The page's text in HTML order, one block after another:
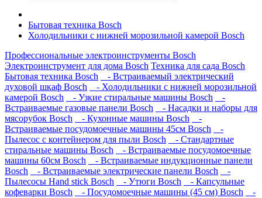
Бытовая техника Bosch
Холодильники с нижней морозильной камерой Bosch
Профессиональные электроинструменты Bosch
Электроинструмент для дома Bosch Техника для сада Bosch
Бытовая техника Bosch
- Встраиваемый электрический
духовой шкаф Bosch
- Холодильники с нижней морозильной
камерой Bosch
- Узкие стиральные машины Bosch
-
Встраиваемые газовые панели Bosch
- Насадки и наборы для
мясорубок Bosch
- Кухонные машины Bosch
-
Встраиваемые посудомоечные машины 45см Bosch
-
Пылесос с контейнером для пыли Bosch
- Стандартные
стиральные машины Bosch
- Встраиваемые посудомоечные
машины 60см Bosch
- Встраиваемые индукционные панели
Bosch
- Встраиваемые электрические панели Bosch
-
Пылесосы Hand stick Bosch
- Утюги Bosch
- Капсульные
кофеварки Bosch
- Посудомоечные машины (45 см) Bosch
-